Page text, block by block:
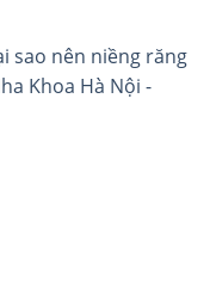
sao nên niềng răng
Khoa Hà Nội -